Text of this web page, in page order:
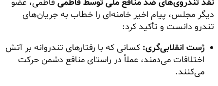
نقد تندروی‌های ضد منافع ملی توسط فاطمی فاطمی، عضو
دیگر مجلس، پیام اخیر خامنه‌ای را خطاب به جریان‌های
تندرو دانست و تأکید کرد:
ژست انقلابی‌گری: کسانی که با رفتارهای تندروانه بر آتش
اختلافات می‌دمند، عملاً در راستای منافع دشمن حرکت
می‌کنند.